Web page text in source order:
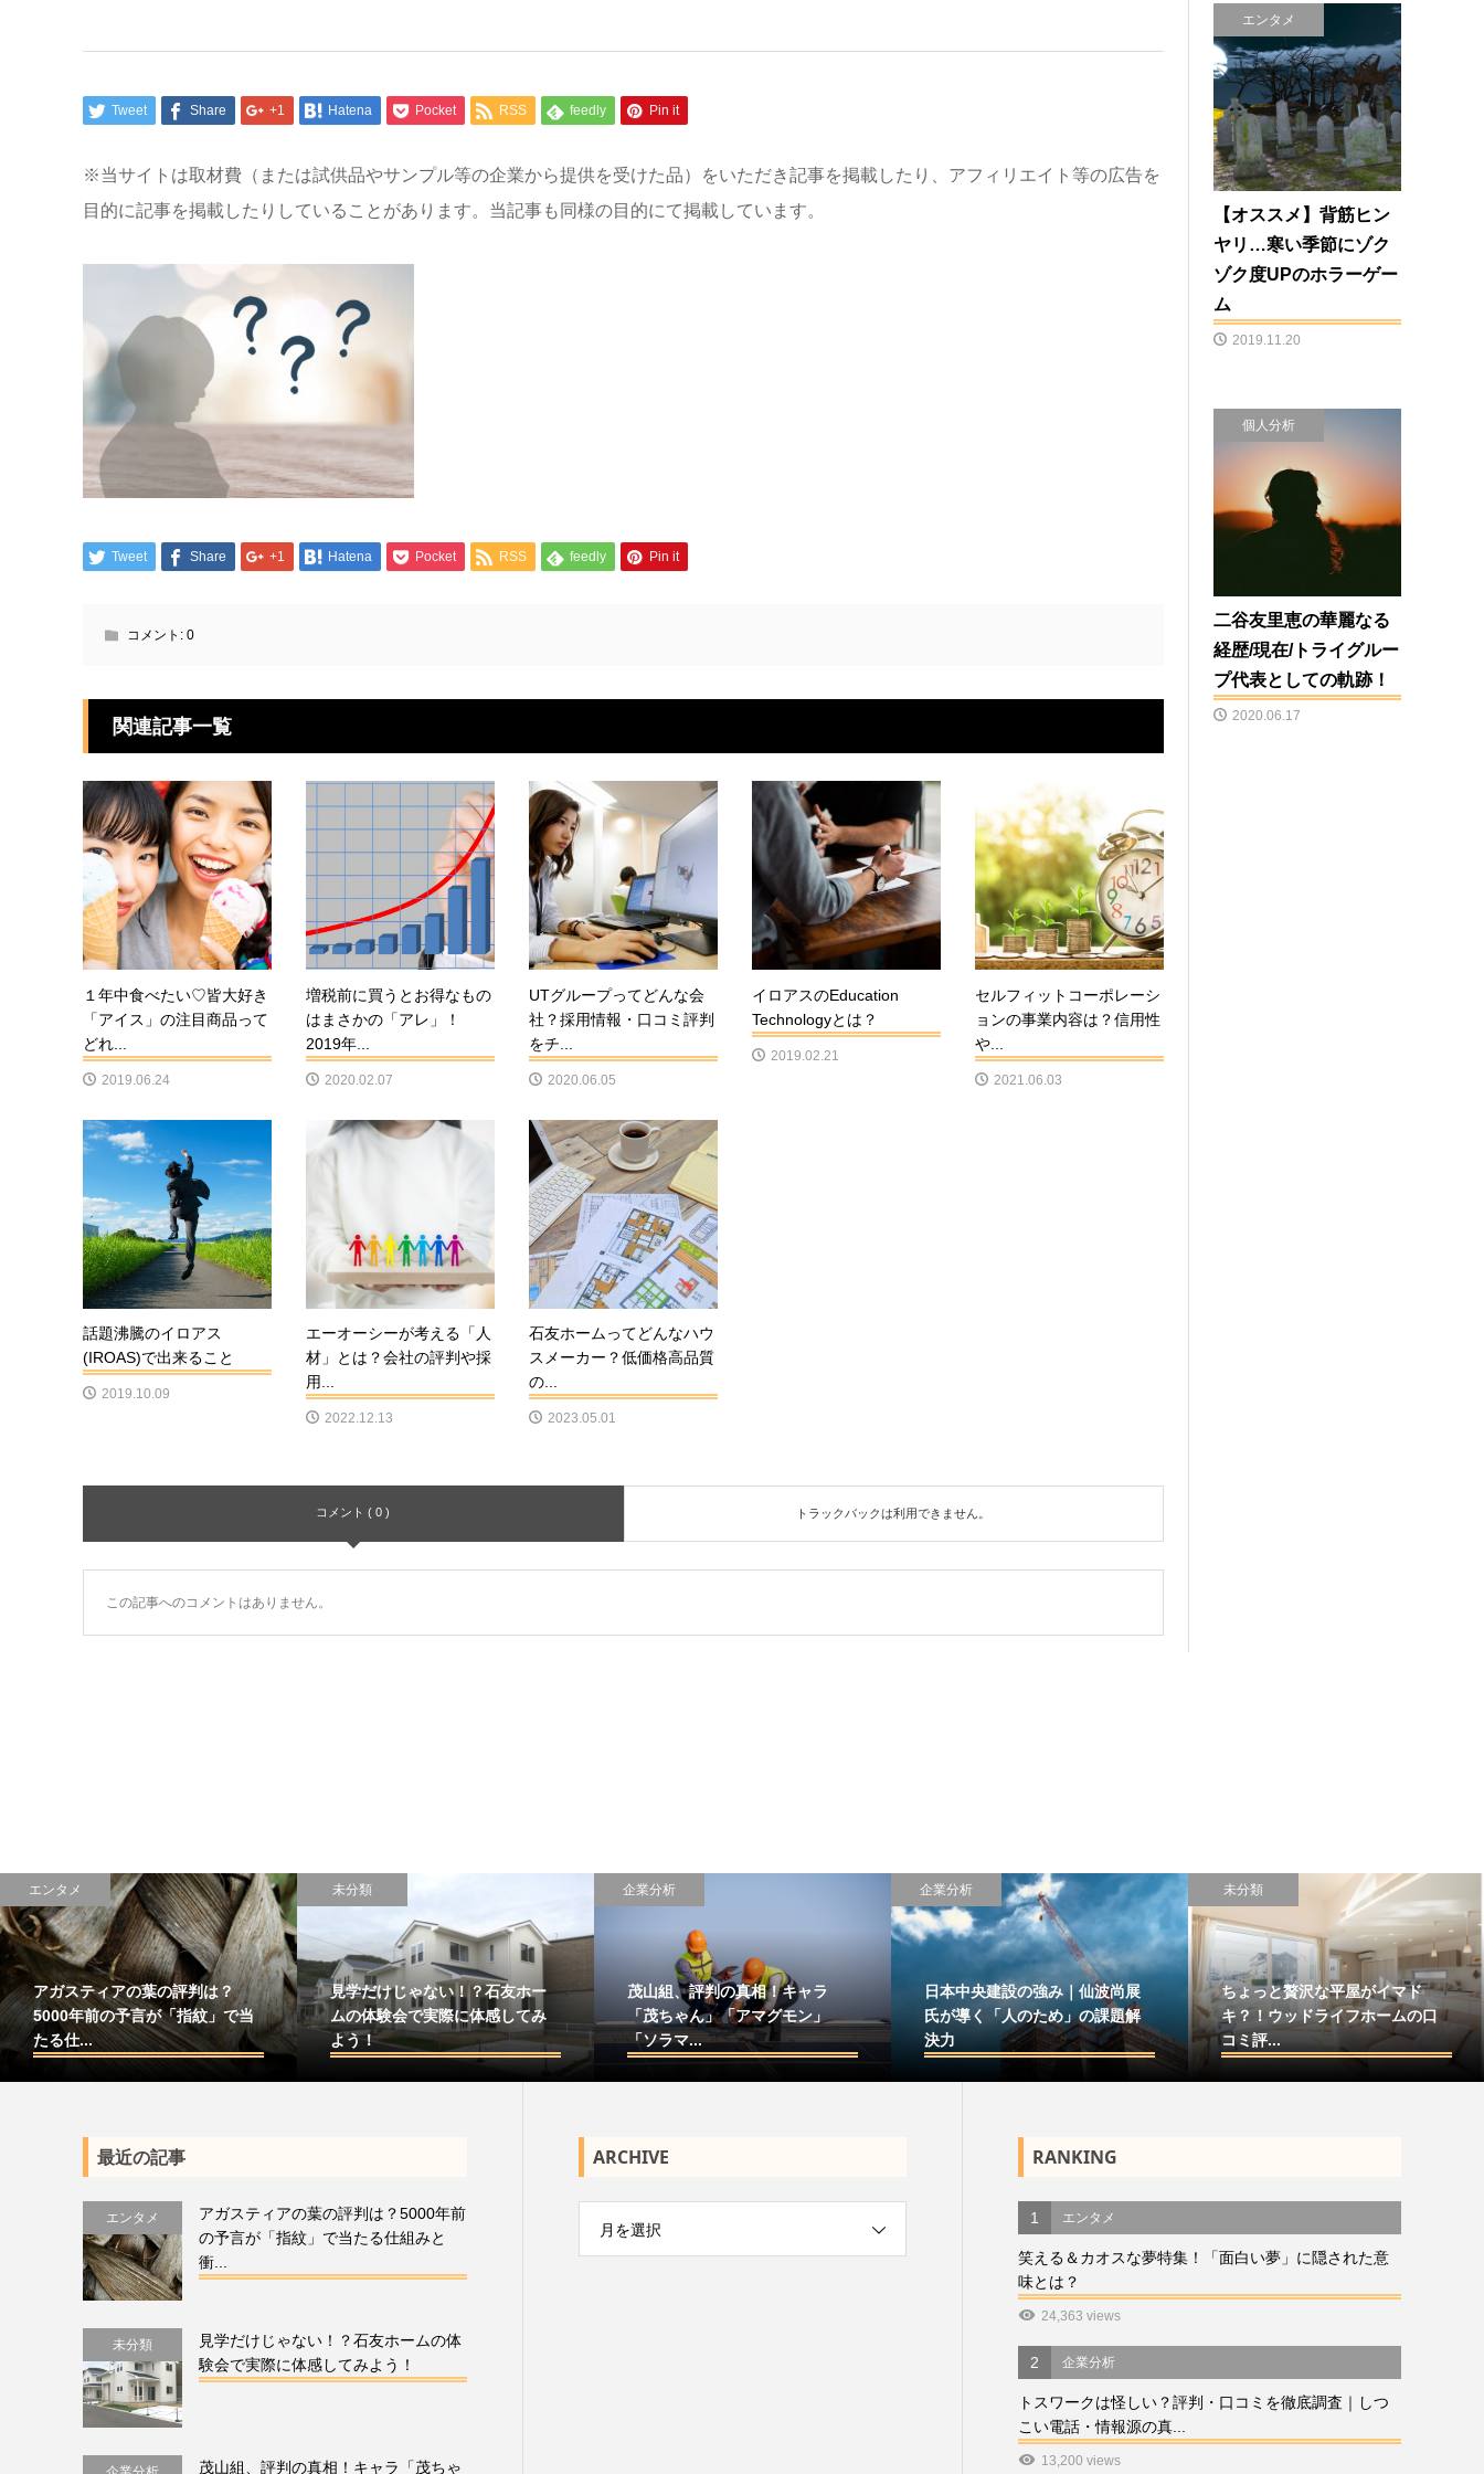
Tweet Share +1 Hatena Pocket RSS feedly Pin it
※当サイトは取材費（または試供品やサンプル等の企業から提供を受けた品）をいただき記事を掲載したり、アフィリエイト等の広告を
目的に記事を掲載したりしていることがあります。当記事も同様の目的にて掲載しています。
Tweet Share +1 Hatena Pocket RSS feedly Pin it
コメント: 0
関連記事一覧
１年中食べたい♡皆大好き
「アイス」の注目商品って
どれ...
2019.06.24
増税前に買うとお得なもの
はまさかの「アレ」！
2019年...
2020.02.07
UTグループってどんな会
社？採用情報・口コミ評判
をチ...
2020.06.05
イロアスのEducation
Technologyとは？
2019.02.21
セルフィットコーポレーシ
ョンの事業内容は？信用性
や...
2021.06.03
話題沸騰のイロアス
(IROAS)で出来ること
2019.10.09
エーオーシーが考える「人
材」とは？会社の評判や採
用...
2022.12.13
石友ホームってどんなハウ
スメーカー？低価格高品質
の...
2023.05.01
コメント ( 0 ) トラックバックは利用できません。
この記事へのコメントはありません。
エンタメ
【オススメ】背筋ヒン
ヤリ…寒い季節にゾク
ゾク度UPのホラーゲー
ム
2019.11.20
個人分析
二谷友里恵の華麗なる
経歴/現在/トライグルー
プ代表としての軌跡！
2020.06.17
エンタメ
アガスティアの葉の評判は？
5000年前の予言が「指紋」で当
たる仕...
未分類
見学だけじゃない！？石友ホー
ムの体験会で実際に体感してみ
よう！
企業分析
茂山組、評判の真相！キャラ
「茂ちゃん」「アマグモン」
「ソラマ...
企業分析
日本中央建設の強み｜仙波尚展
氏が導く「人のため」の課題解
決力
未分類
ちょっと贅沢な平屋がイマド
キ？！ウッドライフホームの口
コミ評...
最近の記事
エンタメ
アガスティアの葉の評判は？5000年前
の予言が「指紋」で当たる仕組みと
衝...
未分類
見学だけじゃない！？石友ホームの体
験会で実際に体感してみよう！
茂山組、評判の真相！キャラ「茂ちゃ
ARCHIVE
月を選択
RANKING
1 エンタメ
笑える＆カオスな夢特集！「面白い夢」に隠された意
味とは？
24,363 views
2 企業分析
トスワークは怪しい？評判・口コミを徹底調査｜しつ
こい電話・情報源の真...
13,200 views